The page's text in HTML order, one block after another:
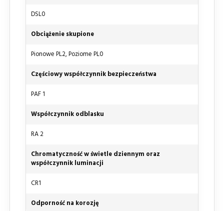
DSL0
Obciążenie skupione
Pionowe PL2, Poziome PL0
Częściowy współczynnik bezpieczeństwa
PAF 1
Współczynnik odblasku
RA 2
Chromatyczność w świetle dziennym oraz
współczynnik luminacji
CR1
Odporność na korozję